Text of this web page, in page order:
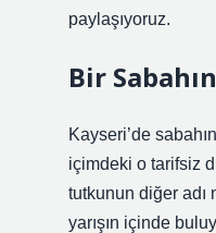
paylaşıyoruz.
Bir
Kayseri’de
içimdeki o tarifsiz
tutkunun diğer adı
yarışın içinde